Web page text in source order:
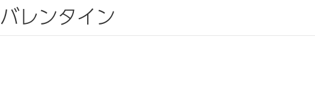
バレンタイン